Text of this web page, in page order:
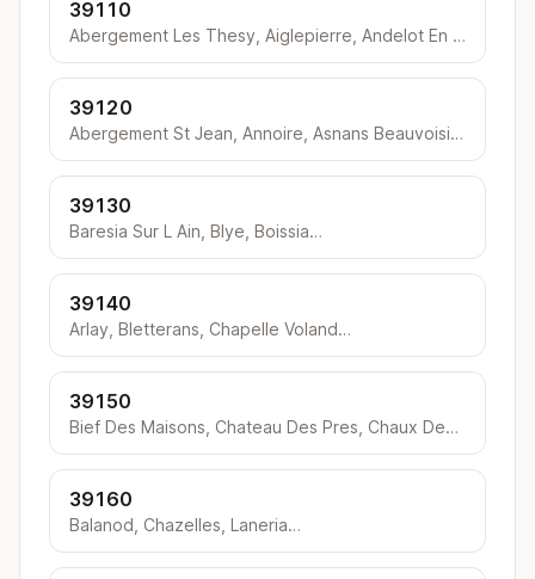
39110
Abergement Les Thesy, Aiglepierre, Andelot En Montagne…
39120
Abergement St Jean, Annoire, Asnans Beauvoisin Beauvoisin…
39130
Baresia Sur L Ain, Blye, Boissia…
39140
Arlay, Bletterans, Chapelle Voland…
39150
Bief Des Maisons, Chateau Des Pres, Chaux Des Crotenay…
39160
Balanod, Chazelles, Laneria…